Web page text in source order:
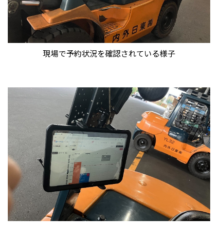
現場で予約状況を確認されている様子